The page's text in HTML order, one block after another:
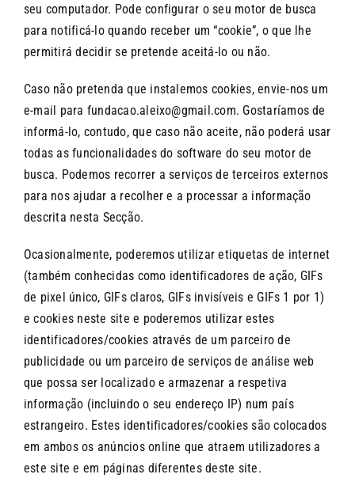
seu computador. Pode configurar o seu motor de busca
para notificá-lo quando receber um “cookie”, o que lhe
permitirá decidir se pretende aceitá-lo ou não.
Caso não pretenda que instalemos cookies, envie-nos um
e-mail para fundacao.aleixo@gmail.com. Gostaríamos de
informá-lo, contudo, que caso não aceite, não poderá usar
todas as funcionalidades do software do seu motor de
busca. Podemos recorrer a serviços de terceiros externos
para nos ajudar a recolher e a processar a informação
descrita nesta Secção.
Ocasionalmente, poderemos utilizar etiquetas de internet
(também conhecidas como identificadores de ação, GIFs
de pixel único, GIFs claros, GIFs invisíveis e GIFs 1 por 1)
e cookies neste site e poderemos utilizar estes
identificadores/cookies através de um parceiro de
publicidade ou um parceiro de serviços de análise web
que possa ser localizado e armazenar a respetiva
informação (incluindo o seu endereço IP) num país
estrangeiro. Estes identificadores/cookies são colocados
em ambos os anúncios online que atraem utilizadores a
este site e em páginas diferentes deste site.